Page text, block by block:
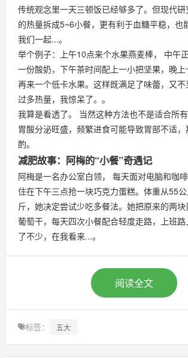
传统观念里一天三顿饭已经够多了。但现代
的热量拆成5~6小餐，更有利于血糖平稳，也
我们一起...。
举个例子：上午10点来个水果燕麦棒， 中午
一份酸奶，下午茶时间配上一小把坚果，晚
再来一个低卡水果。这样既满足了味蕾，又不
过多热量，我惊呆了。。
我算是看透了。 当然这种方法也不是适合所
胃酸分泌旺盛，频繁进食可能导致胃部不适
酌。
减肥故事：阿梅的“小餐”奇遇记
阿梅是一名办公室白领， 每天面对电脑和咖
住在下午三点抢一块巧克力蛋糕。体重从55
斤，她决定尝试少吃多餐法。她把原来的两
葡萄干，每天四次小餐配合轻度走路，上班路
了不少，在我看来...。
阅读全文
标签： 五大